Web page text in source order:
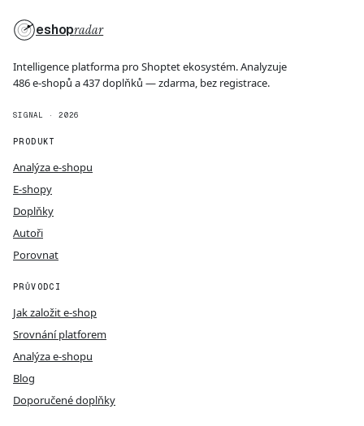
eshopradar
Intelligence platforma pro Shoptet ekosystém. Analyzuje
486 e-shopů a 437 doplňků — zdarma, bez registrace.
SIGNAL · 2026
PRODUKT
Analýza e-shopu
E-shopy
Doplňky
Autoři
Porovnat
PRŮVODCI
Jak založit e-shop
Srovnání platforem
Analýza e-shopu
Blog
Doporučené doplňky